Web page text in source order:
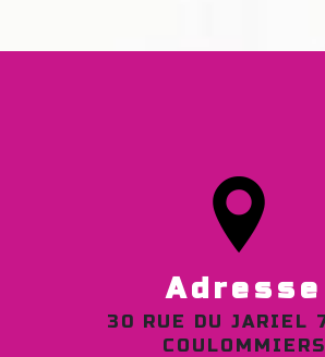
Adresse
30 RUE DU JARIEL 77120
COULOMMIERS